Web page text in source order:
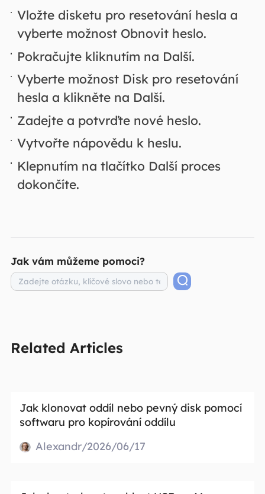
Vložte disketu pro resetování hesla a
vyberte možnost Obnovit heslo.
Pokračujte kliknutím na Další.
Vyberte možnost Disk pro resetování
hesla a klikněte na Další.
Zadejte a potvrďte nové heslo.
Vytvořte nápovědu k heslu.
Klepnutím na tlačítko Další proces
dokončíte.
Jak vám můžeme pomoci?
Related Articles
Jak klonovat oddíl nebo pevný disk pomocí
softwaru pro kopírování oddílu
Alexandr/2026/06/17